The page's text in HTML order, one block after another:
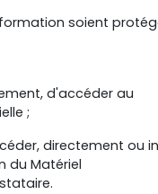
soient
d'accéder au
;
directement ou
du Matériel